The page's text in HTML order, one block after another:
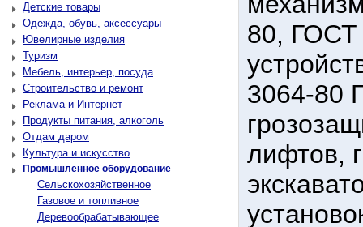
Детские товары
Одежда, обувь, аксессуары
Ювелирные изделия
Туризм
Мебель, интерьер, посуда
Строительство и ремонт
Реклама и Интернет
Продукты питания, алкоголь
Отдам даром
Культура и искусство
Промышленное оборудование
Сельскохозяйственное
Газовое и топливное
Деревообрабатывающее
80, ГОСТ
3064-80
лифтов,